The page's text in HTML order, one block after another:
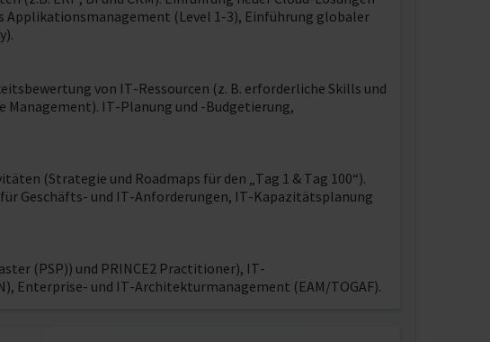
Applikationsmanagement (Level 1-3), Einführung globaler
von IT-Ressourcen (z. B. erforderliche Skills und
IT-Planung und -Budgetierung,
(Strategie und Roadmaps für den „Tag 1 & Tag 100“).
Geschäfts- und IT-Anforderungen, IT-Kapazitätsplanung
(PSP)) und PRINCE2 Practitioner), IT-
Enterprise- und IT-Architekturmanagement (EAM/TOGAF).